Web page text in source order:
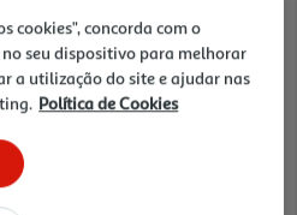
cookies", concorda com o
seu dispositivo para melhorar
a utilização do site e ajudar nas
Política de Cookies